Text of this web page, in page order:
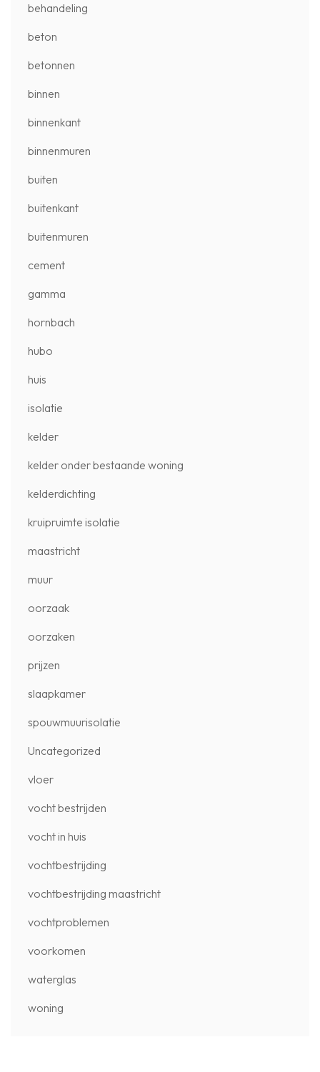
behandeling
beton
betonnen
binnen
binnenkant
binnenmuren
buiten
buitenkant
buitenmuren
cement
gamma
hornbach
hubo
huis
isolatie
kelder
kelder onder bestaande woning
kelderdichting
kruipruimte isolatie
maastricht
muur
oorzaak
oorzaken
prijzen
slaapkamer
spouwmuurisolatie
Uncategorized
vloer
vocht bestrijden
vocht in huis
vochtbestrijding
vochtbestrijding maastricht
vochtproblemen
voorkomen
waterglas
woning